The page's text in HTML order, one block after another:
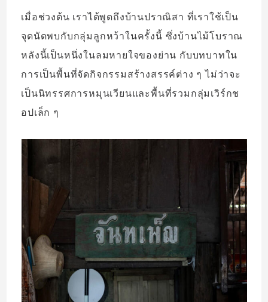
เมื่อช่วงต้น เราได้พูดถึงบ้านปราณิสา ที่เราใช้เป็น
จุดนัดพบกับกลุ่มลูกหว้าในครั้งนี้ ซึ่งบ้านไม้โบราณ
หลังนี้เป็นหนึ่งในลมหายใจของย่าน กับบทบาทใน
การเป็นพื้นที่จัดกิจกรรมสร้างสรรค์ต่าง ๆ ไม่ว่าจะ
เป็นนิทรรศการหมุนเวียนและพื้นที่รวมกลุ่มเวิร์กช
อปเล็ก ๆ